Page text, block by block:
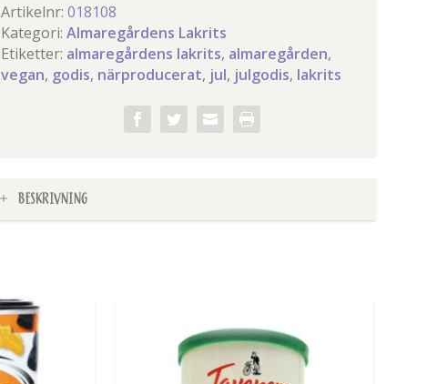
Artikelnr:018108
Kategori:Almaregårdens Lakrits
Etiketter: almaregårdens lakrits, almaregården,
vegan, godis, närproducerat, jul, julgodis, lakrits
BESKRIVNING